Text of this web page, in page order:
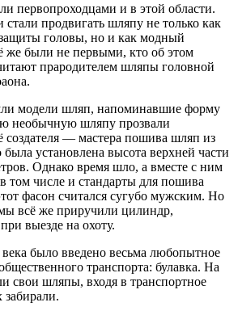
первопроходцами и в этой области.
продвигать шляпу не только как
головы, но и как модный
же были не первыми, кто об этом
прародителем шляпы головной
модели шляп, напоминавшие форму
необычную шляпу прозвали
создателя — мастера пошива шляп из
установлена высота верхней части
Однако время шло, а вместе с ним
том числе и стандарты для пошива
фасон считался сугубо мужским. Но
всё же приручили цилиндр,
выезде на охоту.
было введено весьма любопытное
транспорта: булавка. На
свои шляпы, входя в транспортное
забирали.